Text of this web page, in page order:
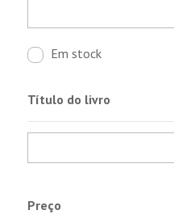
Em stock
Título do livro
Preço